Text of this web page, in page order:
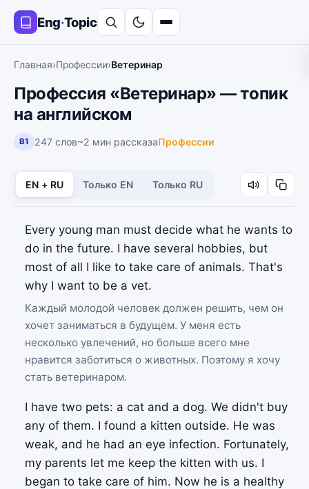
Eng·Topic
Главная›Профессии›Ветеринар
Профессия «Ветеринар» — топик
на английском
B1 247 слов~2 мин рассказаПрофессии
EN + RU Только EN Только RU
Every young man must decide what he wants to
do in the future. I have several hobbies, but
most of all I like to take care of animals. That's
why I want to be a vet.
Каждый молодой человек должен решить, чем он
хочет заниматься в будущем. У меня есть
несколько увлечений, но больше всего мне
нравится заботиться о животных. Поэтому я хочу
стать ветеринаром.
I have two pets: a cat and a dog. We didn't buy
any of them. I found a kitten outside. He was
weak, and he had an eye infection. Fortunately,
my parents let me keep the kitten with us. I
began to take care of him. Now he is a healthy